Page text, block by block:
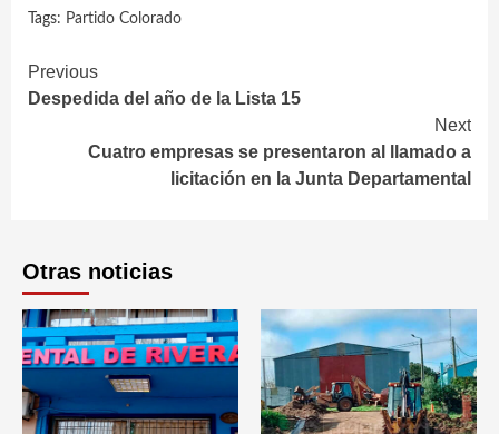
Tags: Partido Colorado
Continue
Reading
Previous
Despedida del año de la Lista 15
Next
Cuatro empresas se presentaron al llamado a
licitación en la Junta Departamental
Otras noticias